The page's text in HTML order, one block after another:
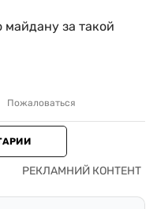
за такой
Пожаловаться